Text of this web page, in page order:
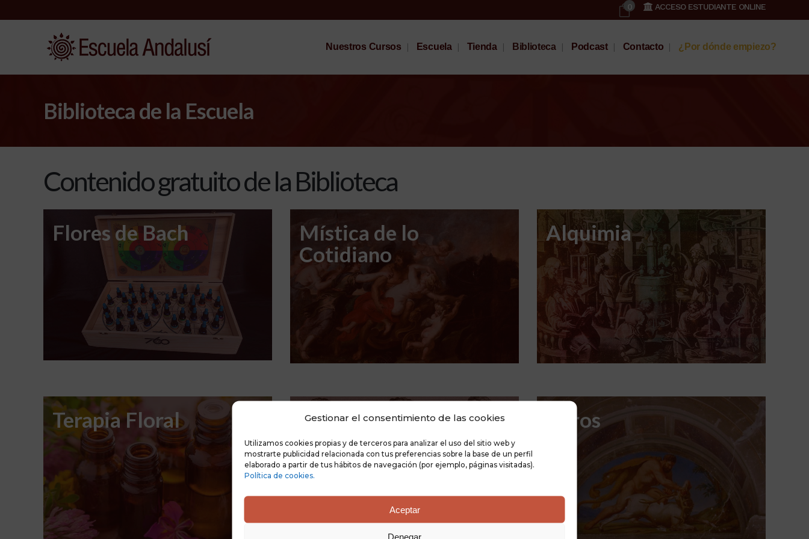
Gestionar el consentimiento de las cookies
Utilizamos cookies propias y de terceros para analizar el uso del sitio web y
mostrarte publicidad relacionada con tus preferencias sobre la base de un perfil
elaborado a partir de tus hábitos de navegación (por ejemplo, páginas visitadas).
Política de cookies.
Aceptar
Denegar
0 ACCESO ESTUDIANTE ONLINE
Nuestros Cursos Escuela Tienda Biblioteca Podcast Contacto ¿Por dónde empiezo?
Biblioteca de la Escuela
Contenido gratuito de la Biblioteca
Flores de Bach
Mística de lo
Cotidiano
Alquimia
Terapia Floral Filosofía Otros